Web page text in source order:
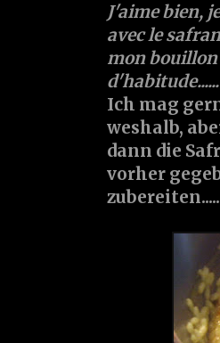
J'aime bien,
avec le
mon bouillon
Ich mag
weshalb,
dann die
vorher
zubereiten.....